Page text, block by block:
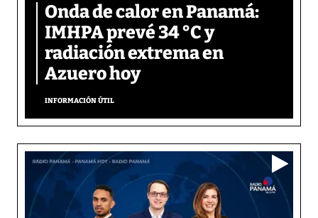
Onda de calor en Panamá:
IMHPA prevé 34 °C y
radiación extrema en
Azuero hoy
INFORMACIÓN ÚTIL